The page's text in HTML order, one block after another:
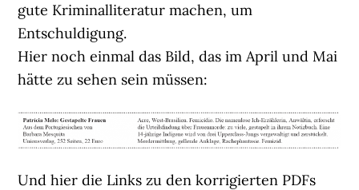
gute Kriminalliteratur machen, um
Entschuldigung.
Hier noch einmal das Bild, das im April und Mai
hätte zu sehen sein müssen:
Und hier die Links zu den korrigierten PDFs